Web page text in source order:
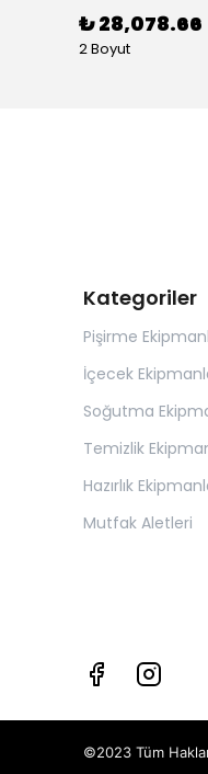
₺ 28,078.66
2 Boyut
Kategoriler
Pişirme
İçecek
Soğutma
Temizlik
Hazırlık
Mutfak Aletleri
©2023 Tüm